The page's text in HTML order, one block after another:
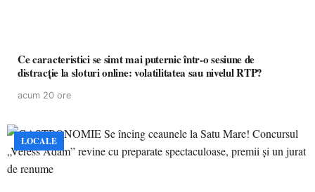
Ce caracteristici se simt mai puternic într-o sesiune de
distracție la sloturi online: volatilitatea sau nivelul RTP?
acum 20 ore
LOCALE